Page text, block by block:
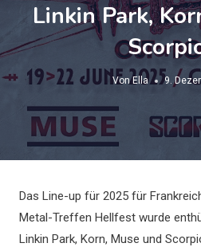
Linkin Park,
Von Ella 9.
Das Line-up für 2025 für
Metal-Treffen Hellfest wurde
Linkin Park, Korn, Muse und